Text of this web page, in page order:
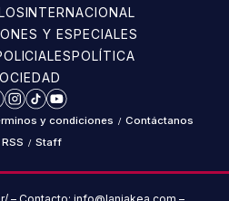
INTERNACIONAL
Y ESPECIALES
POLÍTICA
Instagram
TikTokYouTube
y condiciones / Contáctanos
RSS / Staff